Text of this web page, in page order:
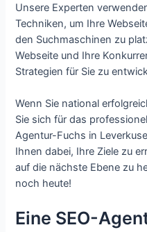
Unsere Experten
Techniken, um Ihre
den Suchmaschinen zu
Webseite und Ihre
Strategien für Sie zu
Wenn Sie national
Sie sich für das
Agentur-Fuchs in
Ihnen dabei, Ihre Ziele zu
auf die nächste Ebene zu
noch heute!
Eine SEO-